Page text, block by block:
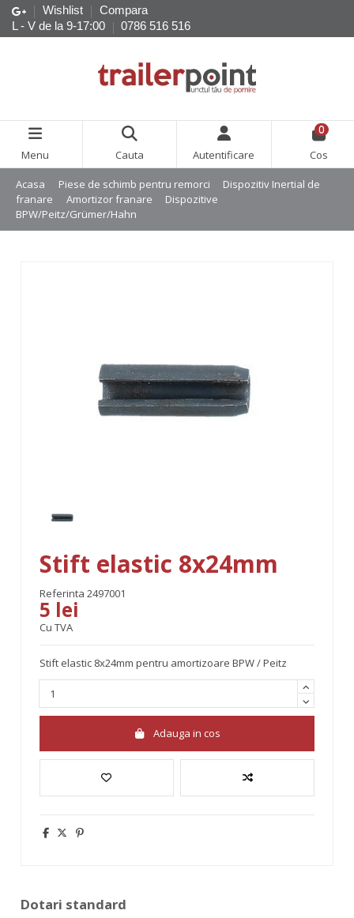
Wishlist
Compara
L - V de la 9-17:00
0786 516 516
Menu Cauta Autentificare
0
Cos
Acasa Piese de schimb pentru remorci
Dispozitiv Inertial de
franare
Amortizor franare
Dispozitive
BPW/Peitz/Grümer/Hahn
Stift elastic 8x24mm
Referinta 2497001
5 lei
Cu TVA
Stift elastic 8x24mm pentru amortizoare BPW / Peitz
Adauga in cos
Dotari standard